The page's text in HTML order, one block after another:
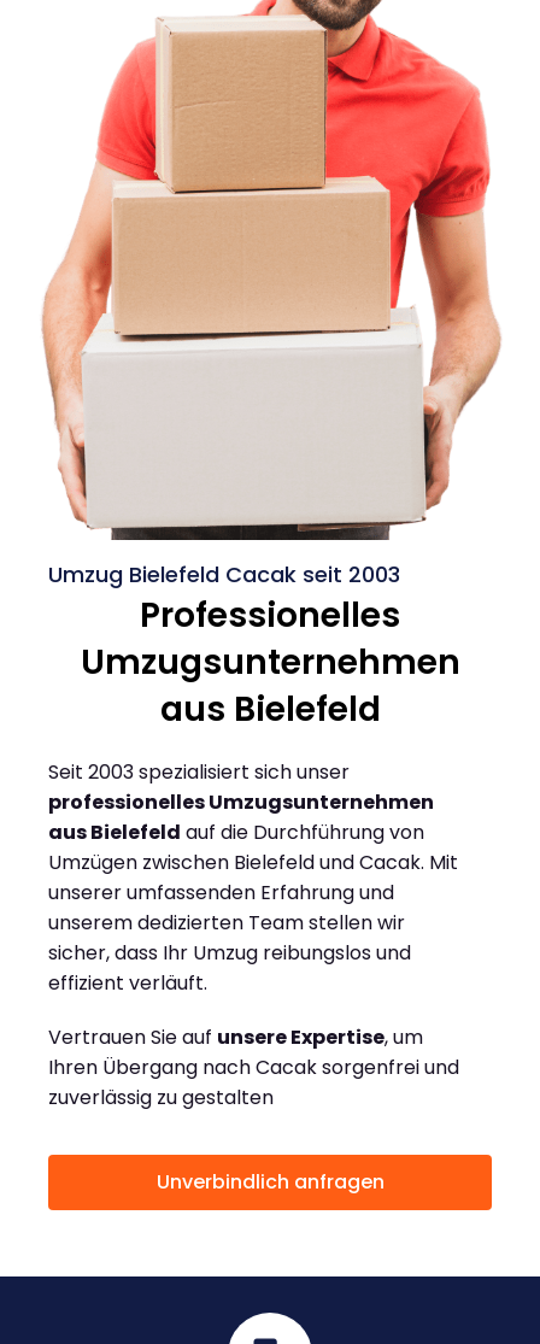
Umzug Bielefeld Cacak seit 2003
Professionelles
Umzugsunternehmen
aus Bielefeld
Seit 2003 spezialisiert sich unser
professionelles Umzugsunternehmen
aus Bielefeld auf die Durchführung von
Umzügen zwischen Bielefeld und Cacak. Mit
unserer umfassenden Erfahrung und
unserem dedizierten Team stellen wir
sicher, dass Ihr Umzug reibungslos und
effizient verläuft.
Vertrauen Sie auf unsere Expertise, um
Ihren Übergang nach Cacak sorgenfrei und
zuverlässig zu gestalten
Unverbindlich anfragen